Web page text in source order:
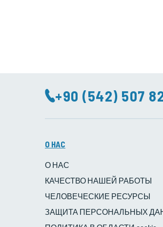
+90 (542) 507
O HAC
О НАС
КАЧЕСТВО НАШЕЙ РАБОТЫ
ЧЕЛОВЕЧЕСКИЕ РЕСУРСЫ
ЗАЩИТА ПЕРСОНАЛЬНЫХ